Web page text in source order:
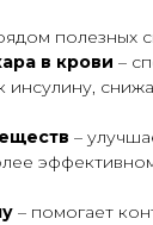
полезных
в крови –
инсулину,
–
– помогает